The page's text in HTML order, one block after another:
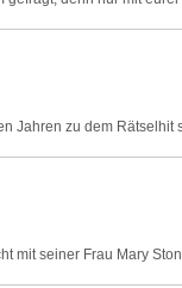
Jahren zu dem
mit seiner Frau Mary